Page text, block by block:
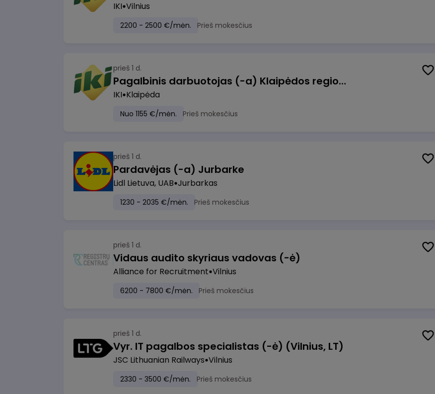
IKI Vilnius
2200 - 2500 €/mėn. Prieš mokesčius
prieš 1 d.
Pagalbinis darbuotojas (-a) Klaipėdos regioninėje kepykloje (indų plovime)
IKI Klaipėda
Nuo 1155 €/mėn. Prieš mokesčius
prieš 1 d.
Pardavėjas (-a) Jurbarke
Lidl Lietuva, UAB Jurbarkas
1230 - 2035 €/mėn. Prieš mokesčius
prieš 1 d.
Vidaus audito skyriaus vadovas (-ė)
Alliance for Recruitment Vilnius
6200 - 7800 €/mėn. Prieš mokesčius
prieš 1 d.
Vyr. IT pagalbos specialistas (-ė) (Vilnius, LT)
JSC Lithuanian Railways Vilnius
2330 - 3500 €/mėn. Prieš mokesčius